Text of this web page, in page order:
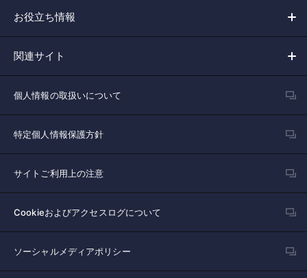
お役立ち情報
関連サイト
個人情報の取扱いについて
特定個人情報保護方針
サイトご利用上の注意
Cookieおよびアクセスログについて
ソーシャルメディアポリシー